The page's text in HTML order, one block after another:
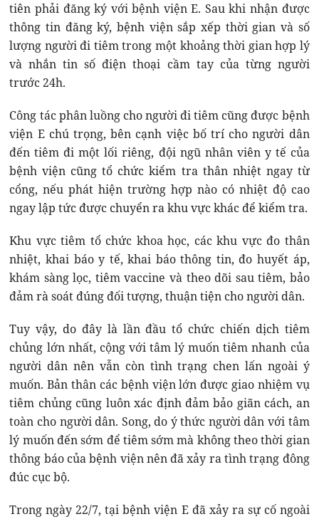
tiên phải đăng ký với bệnh viện E. Sau khi nhận được
thông tin đăng ký, bệnh viện sắp xếp thời gian và số
lượng người đi tiêm trong một khoảng thời gian hợp lý
và nhắn tin số điện thoại cầm tay của từng người
trước 24h.
Công tác phân luồng cho người đi tiêm cũng được bệnh
viện E chú trọng, bên cạnh việc bố trí cho người dân
đến tiêm đi một lối riêng, đội ngũ nhân viên y tế của
bệnh viện cũng tổ chức kiểm tra thân nhiệt ngay từ
cổng, nếu phát hiện trường hợp nào có nhiệt độ cao
ngay lập tức được chuyển ra khu vực khác để kiểm tra.
Khu vực tiêm tổ chức khoa học, các khu vực đo thân
nhiệt, khai báo y tế, khai báo thông tin, đo huyết áp,
khám sàng lọc, tiêm vaccine và theo dõi sau tiêm, bảo
đảm rà soát đúng đối tượng, thuận tiện cho người dân.
Tuy vậy, do đây là lần đầu tổ chức chiến dịch tiêm
chủng lớn nhất, cộng với tâm lý muốn tiêm nhanh của
người dân nên vẫn còn tình trạng chen lấn ngoài ý
muốn. Bản thân các bệnh viện lớn được giao nhiệm vụ
tiêm chủng cũng luôn xác định đảm bảo giãn cách, an
toàn cho người dân. Song, do ý thức người dân với tâm
lý muốn đến sớm để tiêm sớm mà không theo thời gian
thông báo của bệnh viện nên đã xảy ra tình trạng đông
đúc cục bộ.
Trong ngày 22/7, tại bệnh viện E đã xảy ra sự cố ngoài